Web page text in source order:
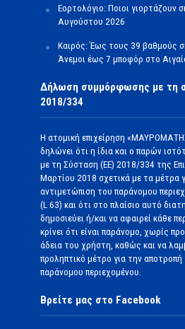
Εορτολόγιο: Ποιοι γιορτάζουν
Αυγούστου 2026
Καιρός: Έως τους 39 βαθμούς
Άνεμοι έως 7 μποφόρ στο
Δήλωση συμμόρφωσης με τη
2018/334
Η ατομική επιχείρηση
δηλώνει ότι η ίδια και ο παρών
με τη Σύσταση (ΕΕ) 2018/334 της
Μαρτίου 2018 σχετικά με τα μέτρα
αντιμετώπιση του παράνομου
(L 63) και ότι στο πλαίσιο αυτό
δημοσιεύει ή/και να αφαιρεί κάθε
κρίνει ότι είναι παράνομο, χωρίς
άδεια του χρήστη, καθώς και να
προληπτικό μέτρο για την
παράνομου περιεχομένου.
Βρείτε μας στο Facebook